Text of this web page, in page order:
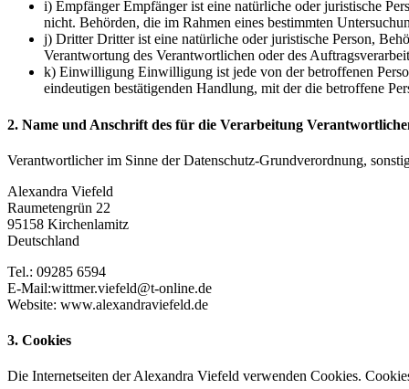
i) Empfänger Empfänger ist eine natürliche oder juristische
nicht. Behörden, die im Rahmen eines bestimmten
j) Dritter Dritter ist eine natürliche oder juristische Person,
Verantwortung des Verantwortlichen oder des
k) Einwilligung Einwilligung ist jede von der betroffenen
eindeutigen bestätigenden Handlung, mit der die betroffene
2. Name und Anschrift des für die Verarbeitung
Verantwortlicher im Sinne der Datenschutz-Grundverordnung,
Alexandra Viefeld
Raumetengrün 22
95158 Kirchenlamitz
Deutschland
Tel.: 09285 6594
E-Mail:wittmer.viefeld@t-online.de
Website: www.alexandraviefeld.de
3. Cookies
Die Internetseiten der Alexandra Viefeld verwenden Cookies.